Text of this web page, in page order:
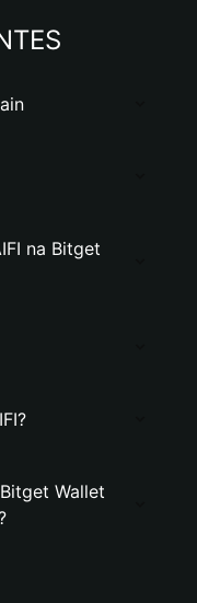
na Bitget
Wallet